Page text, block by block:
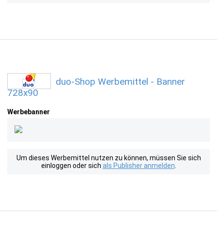
duo-Shop Werbemittel - Banner
728x90
Werbebanner
Um dieses Werbemittel nutzen zu können, müssen Sie sich
einloggen oder sich als Publisher anmelden